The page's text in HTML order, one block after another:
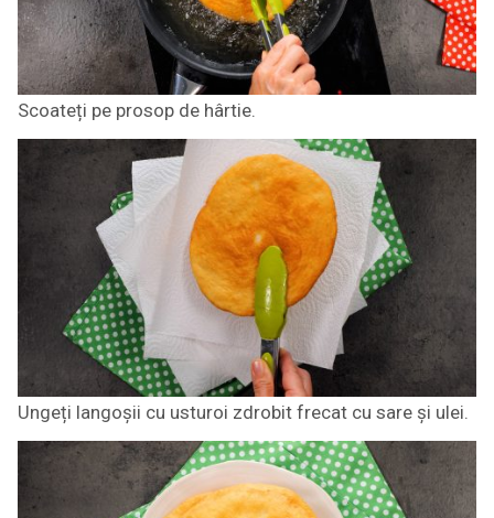
Scoateți pe prosop de hârtie.
Ungeți langoșii cu usturoi zdrobit frecat cu sare și ulei.